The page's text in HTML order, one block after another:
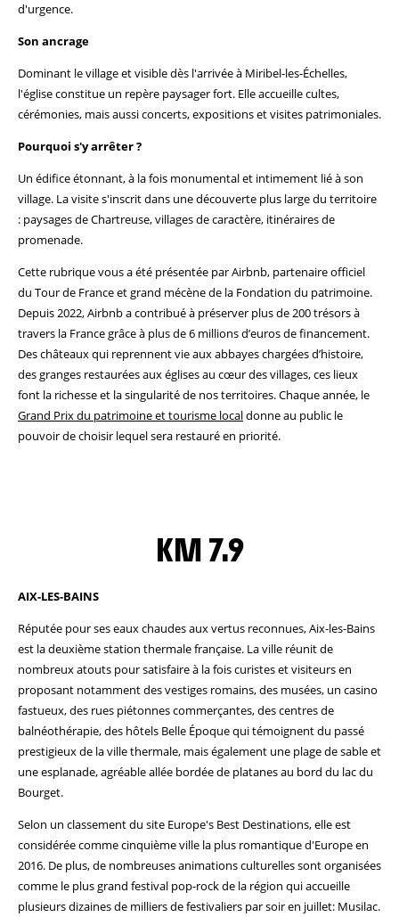
d'urgence.
Son ancrage
Dominant le village et visible dès l'arrivée à Miribel-les-Échelles,
l'église constitue un repère paysager fort. Elle accueille cultes,
cérémonies, mais aussi concerts, expositions et visites patrimoniales.
Pourquoi s'y arrêter ?
Un édifice étonnant, à la fois monumental et intimement lié à son
village. La visite s'inscrit dans une découverte plus large du territoire
: paysages de Chartreuse, villages de caractère, itinéraires de
promenade.
Cette rubrique vous a été présentée par Airbnb, partenaire officiel
du Tour de France et grand mécène de la Fondation du patrimoine.
Depuis 2022, Airbnb a contribué à préserver plus de 200 trésors à
travers la France grâce à plus de 6 millions d’euros de financement.
Des châteaux qui reprennent vie aux abbayes chargées d’histoire,
des granges restaurées aux églises au cœur des villages, ces lieux
font la richesse et la singularité de nos territoires. Chaque année, le
Grand Prix du patrimoine et tourisme localdonne au public le
pouvoir de choisir lequel sera restauré en priorité.
KM 7.9
AIX-LES-BAINS
Réputée pour ses eaux chaudes aux vertus reconnues, Aix-les-Bains
est la deuxième station thermale française. La ville réunit de
nombreux atouts pour satisfaire à la fois curistes et visiteurs en
proposant notamment des vestiges romains, des musées, un casino
fastueux, des rues piétonnes commerçantes, des centres de
balnéothérapie, des hôtels Belle Époque qui témoignent du passé
prestigieux de la ville thermale, mais également une plage de sable et
une esplanade, agréable allée bordée de platanes au bord du lac du
Bourget.
Selon un classement du site Europe's Best Destinations, elle est
considérée comme cinquième ville la plus romantique d'Europe en
2016. De plus, de nombreuses animations culturelles sont organisées
comme le plus grand festival pop-rock de la région qui accueille
plusieurs dizaines de milliers de festivaliers par soir en juillet: Musilac.